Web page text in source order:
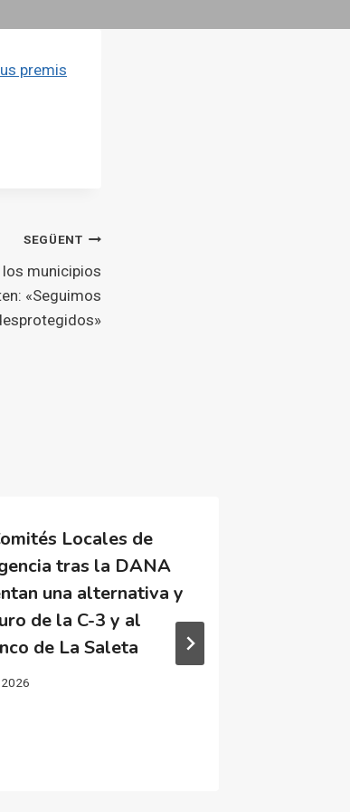
premis
SEGÜENT
municipios
«Seguimos
Locales de
tras la DANA
una alternativa y
de la C-3 y al
de La Saleta